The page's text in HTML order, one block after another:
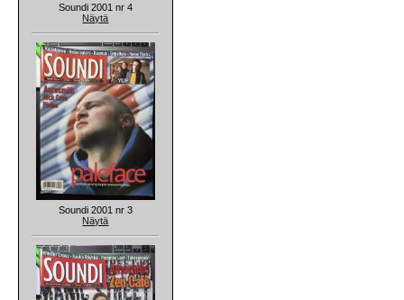
Soundi 2001 nr 4
Näytä
Soundi 2001 nr 3
Näytä